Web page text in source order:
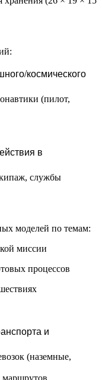
космического
(пилот,
в
службы
моделей по темам:
миссии
процессов
и
(наземные,